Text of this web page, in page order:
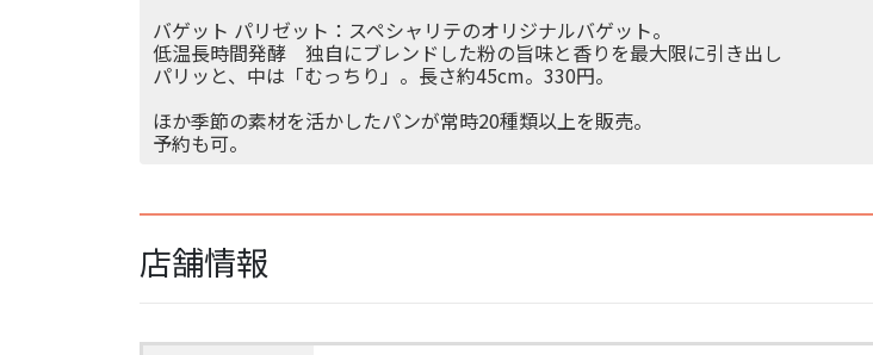
バゲット パリゼット：スペシャリテのオリジナルバゲット。
低温長時間発酵 独自にブレンドした粉の旨味と香りを最大限に引き出し
パリッと、中は「むっちり」。長さ約45cm。330円。
ほか季節の素材を活かしたパンが常時20種類以上を販売。
予約も可。
店舗情報